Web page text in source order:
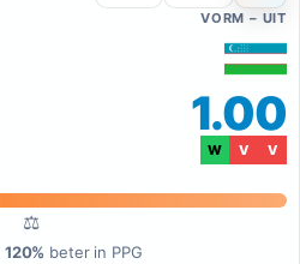
⚖
120% beter in PPG
VORM – UIT
1.00
W V V